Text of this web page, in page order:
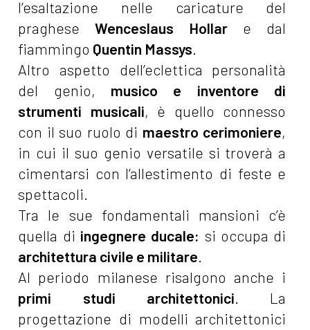
l’esaltazione nelle caricature del
pragheseWenceslaus Hollar e dal
fiammingo Quentin Massys.
Altro aspetto dell’eclettica personalità
del genio, musico e inventore di
strumenti musicali, è quello connesso
con il suo ruolo di maestro cerimoniere,
in cui il suo genio versatile si troverà a
cimentarsi con l’allestimento di feste e
spettacoli.
Tra le sue fondamentali mansioni c’è
quella di ingegnere ducale: si occupa di
architettura civile e militare.
Al periodo milanese risalgono anche i
primi studi architettonici. La
progettazione di modelli architettonici